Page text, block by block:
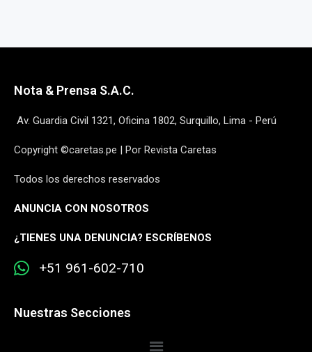
Nota & Prensa S.A.C.
Av. Guardia Civil 1321, Oficina 1802, Surquillo, Lima - Perú
Copyright ©caretas.pe | Por Revista Caretas
Todos los derechos reservados
ANUNCIA CON NOSOTROS
¿TIENES UNA DENUNCIA? ESCRÍBENOS
+51 961-602-710
Nuestras Secciones